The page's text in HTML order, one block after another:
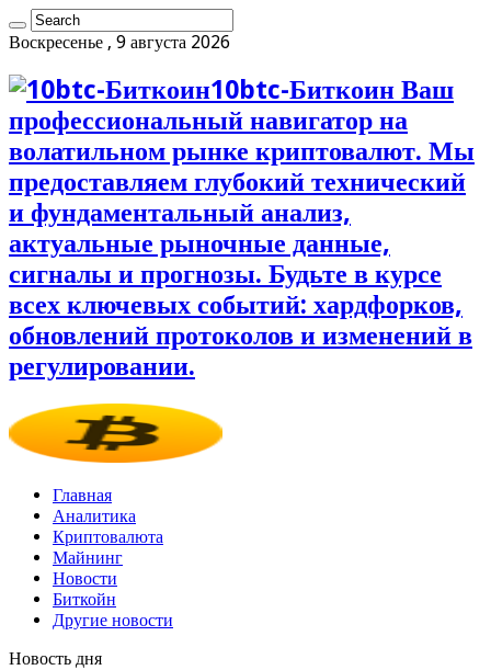
Воскресенье , 9 августа 2026
10btc-Биткоин Ваш
профессиональный навигатор на
волатильном рынке криптовалют. Мы
предоставляем глубокий технический
и фундаментальный анализ,
актуальные рыночные данные,
сигналы и прогнозы. Будьте в курсе
всех ключевых событий: хардфорков,
обновлений протоколов и изменений в
регулировании.
Главная
Аналитика
Криптовалюта
Майнинг
Новости
Биткойн
Другие новости
Новость дня